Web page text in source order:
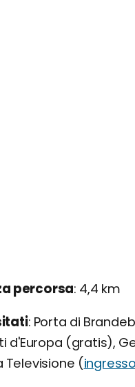
percorsa 4,4 km
Porta di
d'Europa (gratis),
Televisione (